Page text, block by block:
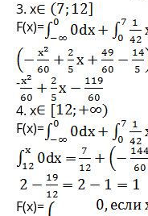
3. x
F(x)=
-
4. х
F(x)=
F(x)=